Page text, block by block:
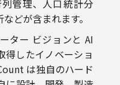
ター ビジョンと AI
したイノベーショ
は独自のハード
に設計、開発、製造